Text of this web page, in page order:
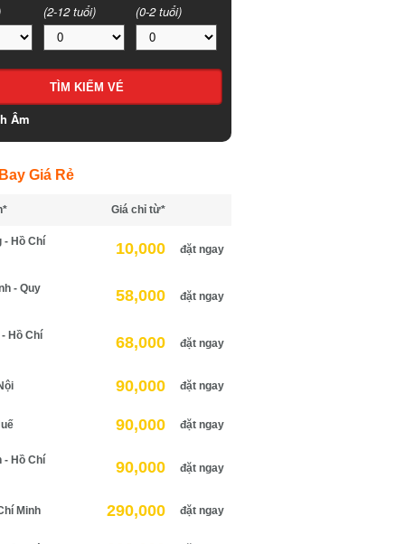
(2-12 tuổi)
(0-2 tuổi)
Âm
Giá Rẻ
Giá chỉ từ*
Hồ Chí
10,000 đặt ngay
- Quy
58,000 đặt ngay
Hồ Chí
68,000 đặt ngay
90,000 đặt ngay
90,000 đặt ngay
Hồ Chí
90,000 đặt ngay
Minh 290,000 đặt ngay